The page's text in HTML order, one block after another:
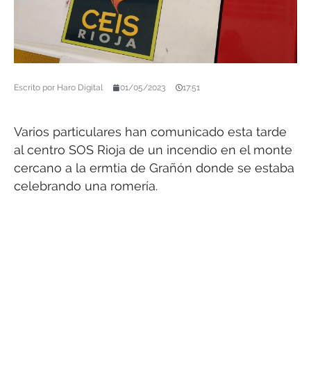
Escrito por Haro Digital 01/05/2023 17:51
Varios particulares han comunicado esta tarde
al centro SOS Rioja de un incendio en el monte
cercano a la ermtia de Grañón donde se estaba
celebrando una romería.